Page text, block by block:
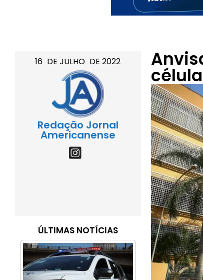
16 DEJULHO DE2022
Redação Jornal
Americanense
ÚLTIMAS NOTÍCIAS